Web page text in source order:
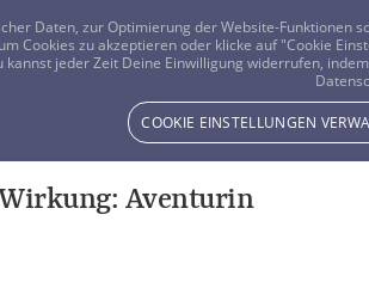
Aventurin
Daten, zur Optimierung der Website-
Cookies zu akzeptieren oder klicke auf "Cookie
jeder Zeit Deine Einwilligung widerrufen,
COOKIE EINSTELLUNGEN